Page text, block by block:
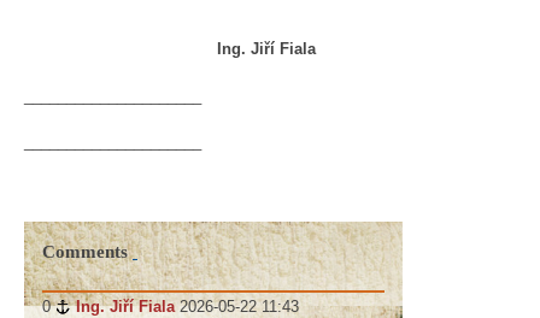
Ing. Jiří Fiala
Comments
0 # Ing. Jiří Fiala 2026-05-22 11:43